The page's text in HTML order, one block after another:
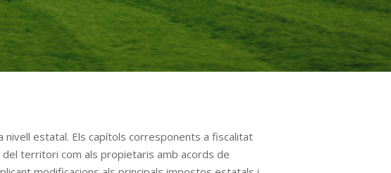
estatal. Els capítols corresponents a fiscalitat
territori com als propietaris amb acords de